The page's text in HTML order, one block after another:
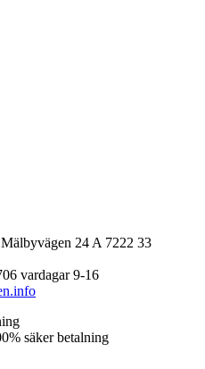
24 A 7222 33
vardagar 9-16
säker betalning